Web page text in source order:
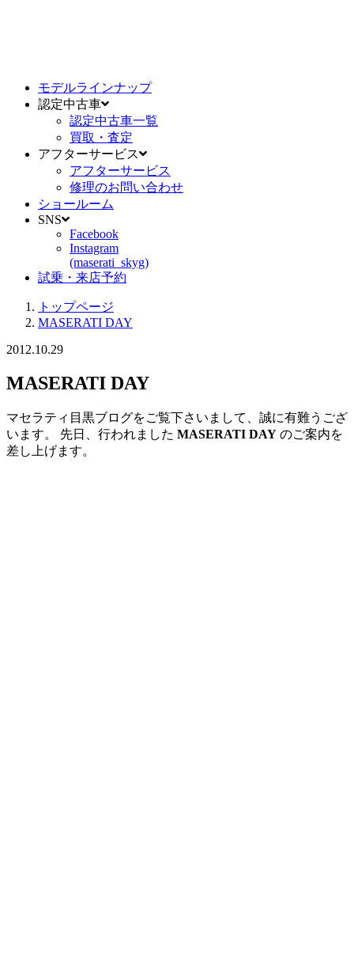
モデルラインナップ
認定中古車
認定中古車一覧
買取・査定
アフターサービス
アフターサービス
修理のお問い合わせ
ショールーム
SNS
Facebook
Instagram
(maserati_skyg)
試乗・来店予約
トップページ
MASERATI DAY
2012.10.29
MASERATI DAY
マセラティ目黒ブログをご覧下さいまして、誠に有難うござ
います。 先日、行われました MASERATI DAY のご案内を
差し上げます。